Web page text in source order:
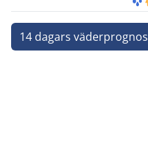
14 dagars väderprognos